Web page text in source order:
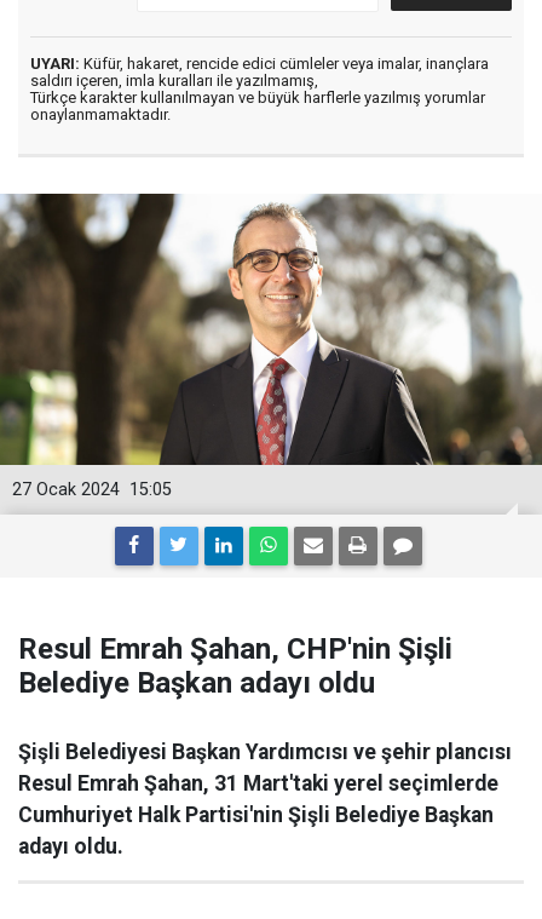
UYARI: Küfür, hakaret, rencide edici cümleler veya imalar, inançlara
saldırı içeren, imla kuralları ile yazılmamış,
Türkçe karakter kullanılmayan ve büyük harflerle yazılmış yorumlar
onaylanmamaktadır.
15:05
27 Ocak 2024
Resul Emrah Şahan, CHP'nin Şişli
Belediye Başkan adayı oldu
Şişli Belediyesi Başkan Yardımcısı ve şehir plancısı
Resul Emrah Şahan, 31 Mart'taki yerel seçimlerde
Cumhuriyet Halk Partisi'nin Şişli Belediye Başkan
adayı oldu.